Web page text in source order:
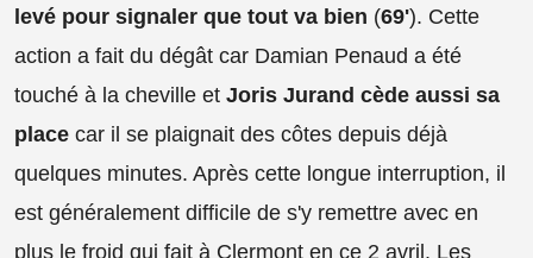
levé pour signaler que tout va bien (69'). Cette
action a fait du dégât car Damian Penaud a été
touché à la cheville et Joris Jurand cède aussi sa
place car il se plaignait des côtes depuis déjà
quelques minutes. Après cette longue interruption, il
est généralement difficile de s'y remettre avec en
plus le froid qui fait à Clermont en ce 2 avril. Les